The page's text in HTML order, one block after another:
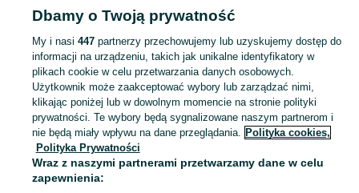
Dbamy o Twoją prywatność
My i nasi 447partnerzy przechowujemy lub uzyskujemy dostęp do
informacji na urządzeniu, takich jak unikalne identyfikatory w
plikach cookie w celu przetwarzania danych osobowych.
Użytkownik może zaakceptować wybory lub zarządzać nimi,
klikając poniżej lub w dowolnym momencie na stronie polityki
prywatności. Te wybory będą sygnalizowane naszym partnerom i
nie będą miały wpływu na dane przeglądania. Polityka cookies,
Polityka Prywatności
Wraz z naszymi partnerami przetwarzamy dane w celu
zapewnienia: